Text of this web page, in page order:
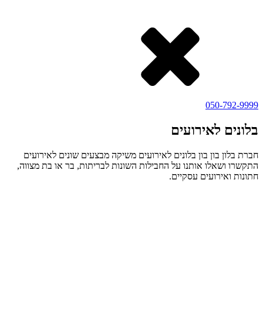
050-792-9999
בלונים לאירועים
חברת בלון בון בון בלונים לאירועים משיקה מבצעים שונים לאירועים
התקשרו ושאלו אותנו על החבילות השונות לבריתות, בר או בת מצווה,
חתונות ואירועים עסקיים.